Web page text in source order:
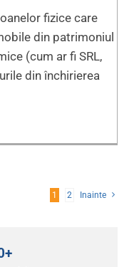
fizice care
din patrimoniul
(cum ar fi SRL,
din închirierea
1 2 Inainte